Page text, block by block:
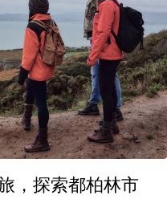
，探索都柏林市